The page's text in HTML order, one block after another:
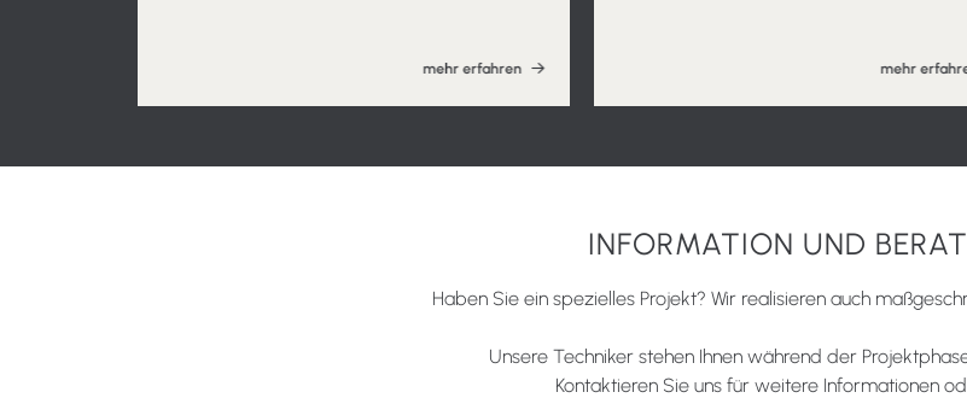
mehr erfahren mehr
INFORMATION UND
Haben Sie ein spezielles Projekt? Wir realisieren auch
Unsere Techniker stehen Ihnen während der
Kontaktieren Sie uns für weitere Informationen